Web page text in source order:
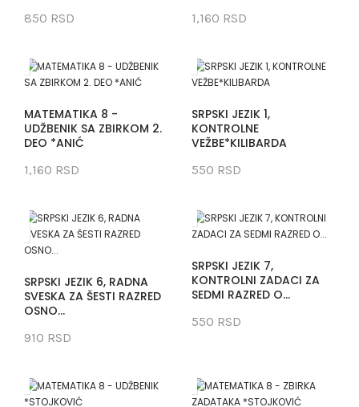
850 RSD 1,160 RSD
MATEMATIKA 8 -
UDŽBENIK SA ZBIRKOM 2.
DEO *ANIĆ
1,160 RSD
SRPSKI JEZIK 1,
KONTROLNE
VEŽBE*KILIBARDA
550 RSD
SRPSKI JEZIK 6, RADNA
SVESKA ZA ŠESTI RAZRED
OSNO...
910 RSD
SRPSKI JEZIK 7,
KONTROLNI ZADACI ZA
SEDMI RAZRED O...
550 RSD